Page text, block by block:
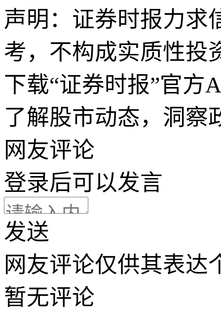
声明：证券时报力求
考，不构成实质性投
下载“证券时报”官方
了解股市动态，洞察
网友评论
登录后可以发言
发送
网友评论仅供其表达
暂无评论